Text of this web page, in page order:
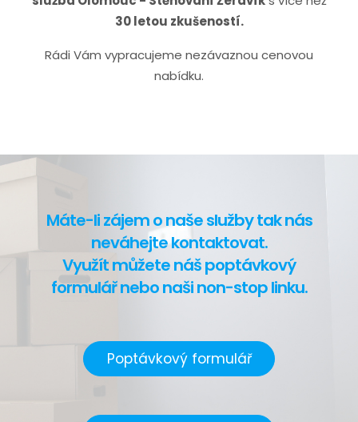
30 letou zkušeností.
Rádi Vám vypracujeme nezávaznou cenovou
nabídku.
Máte-li zájem o naše služby tak nás
neváhejte kontaktovat.
Využít můžete náš poptávkový
formulář nebo naši non-stop linku.
Poptávkový formulář